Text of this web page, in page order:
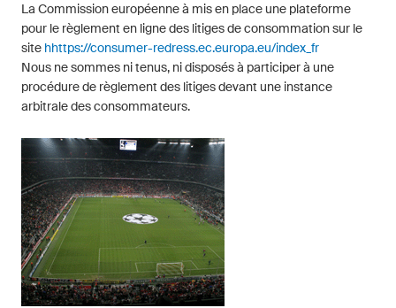
La Commission européenne à mis en place une plateforme
pour le règlement en ligne des litiges de consommation sur le
site hhttps://consumer-redress.ec.europa.eu/index_fr
Nous ne sommes ni tenus, ni disposés à participer à une
procédure de règlement des litiges devant une instance
arbitrale des consommateurs.